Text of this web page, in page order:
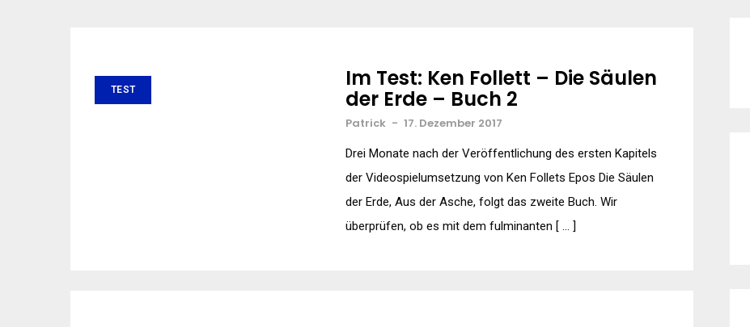
TEST Im Test: Ken Follett – Die Säulen
der Erde – Buch 2
Patrick - 17. Dezember 2017
Drei Monate nach der Veröffentlichung des ersten Kapitels
der Videospielumsetzung von Ken Follets Epos Die Säulen
der Erde, Aus der Asche, folgt das zweite Buch. Wir
überprüfen, ob es mit dem fulminanten [ … ]